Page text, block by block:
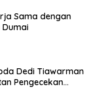
Sama dengan
Dumai
Dedi Tiawarman
Pengecekan